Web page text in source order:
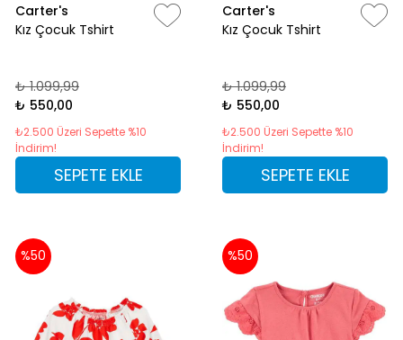
Carter's
Kız Çocuk Tshirt
₺ 1.099,99
₺ 550,00
₺2.500 Üzeri Sepette %10
İndirim!
SEPETE EKLE
Carter's
Kız Çocuk Tshirt
₺ 1.099,99
₺ 550,00
₺2.500 Üzeri Sepette %10
İndirim!
SEPETE EKLE
%50 %50